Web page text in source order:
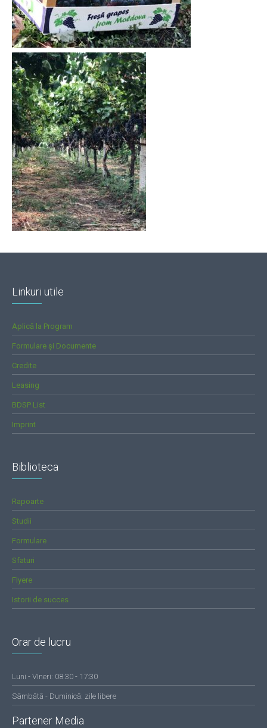
Linkuri utile
Aplică la Program
Formulare și Documente
Credite
Leasing
BDSP List
Imprint
Biblioteca
Rapoarte
Studii
Formulare
Sfaturi
Flyere
Istorii de succes
Orar de lucru
Luni - VIneri: 08:30 - 17:30
Sâmbătă - Duminică: zile libere
Partener Media